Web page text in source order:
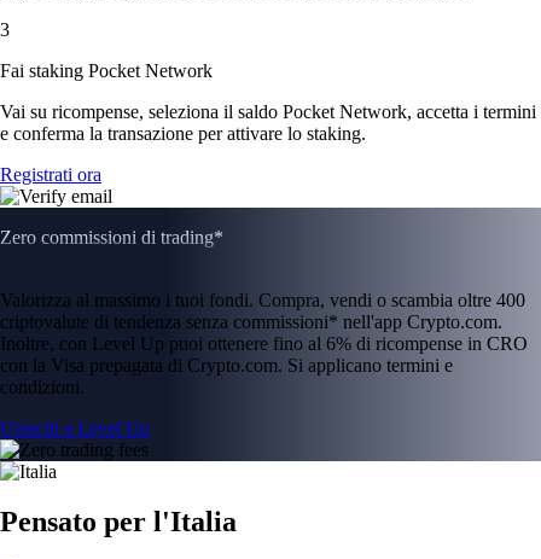
3
Fai staking Pocket Network
Vai su ricompense, seleziona il saldo Pocket Network, accetta i termini
e conferma la transazione per attivare lo staking.
Registrati ora
Zero commissioni di trading*
Valorizza al massimo i tuoi fondi. Compra, vendi o scambia oltre 400
criptovalute di tendenza senza commissioni* nell'app Crypto.com.
Inoltre, con Level Up puoi ottenere fino al 6% di ricompense in CRO
con la Visa prepagata di Crypto.com. Si applicano termini e
condizioni.
Unisciti a Level Up
Pensato per l'Italia